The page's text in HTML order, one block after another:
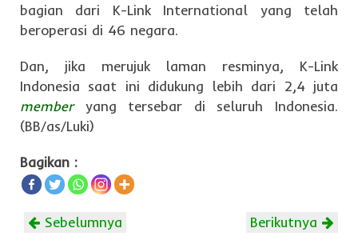
bagian dari K-Link International yang telah
beroperasi di 46 negara.
Dan, jika merujuk laman resminya, K-Link
Indonesia saat ini didukung lebih dari 2,4 juta
memberyang tersebar di seluruh Indonesia.
(BB/as/Luki)
Bagikan :
Berikutnya
Sebelumnya